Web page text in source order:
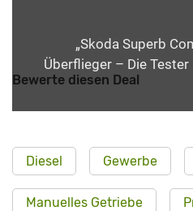
„Skoda Superb
Überflieger – Die
Bewerte diesen Deal
Diesel Gewerbe
Manuelles Getriebe